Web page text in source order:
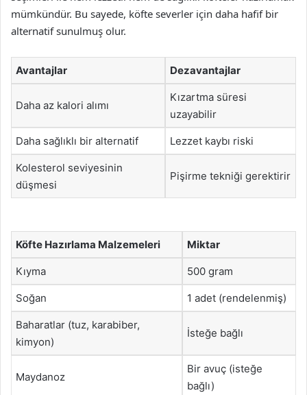
mümkündür. Bu sayede, köfte severler için daha hafif bir
alternatif sunulmuş olur.
Avantajlar Dezavantajlar
Daha az kalori alımı
Kızartma süresi
uzayabilir
Daha sağlıklı bir alternatif Lezzet kaybı riski
Kolesterol seviyesinin
düşmesi
Pişirme tekniği gerektirir
Köfte Hazırlama Malzemeleri Miktar
Kıyma 500 gram
Soğan 1 adet (rendelenmiş)
Baharatlar (tuz, karabiber,
kimyon)
İsteğe bağlı
Maydanoz
Bir avuç (isteğe
bağlı)